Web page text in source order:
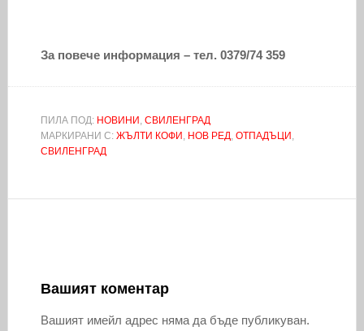
За повече информация – тел. 0379/74 359
ПИЛА ПОД: НОВИНИ , СВИЛЕНГРАД
МАРКИРАНИ С: ЖЪЛТИ КОФИ , НОВ РЕД, ОТПАДЪЦИ ,
СВИЛЕНГРАД
Вашият коментар
Вашият имейл адрес няма да бъде публикуван.